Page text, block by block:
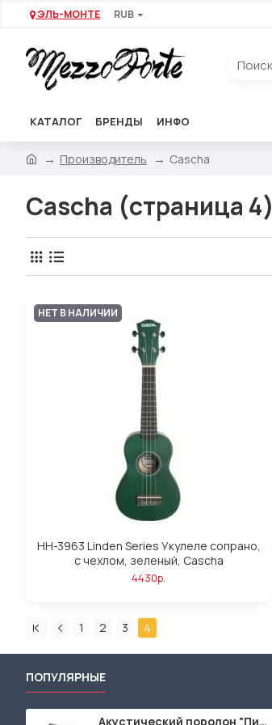
ЭЛЬ-МОНТЕ RUB
КАТАЛОГ БРЕНДЫ ИНФО
Производитель Cascha
Cascha (страница 4)
НЕТ В НАЛИЧИИ
HH-3963 Linden Series Укулеле сопрано,
с чехлом, зеленый, Cascha
4430р.
1 2 3 4
ПОПУЛЯРНЫЕ
Акустический поролон "Пирамида" / 480x480х30мм / Темно-серый